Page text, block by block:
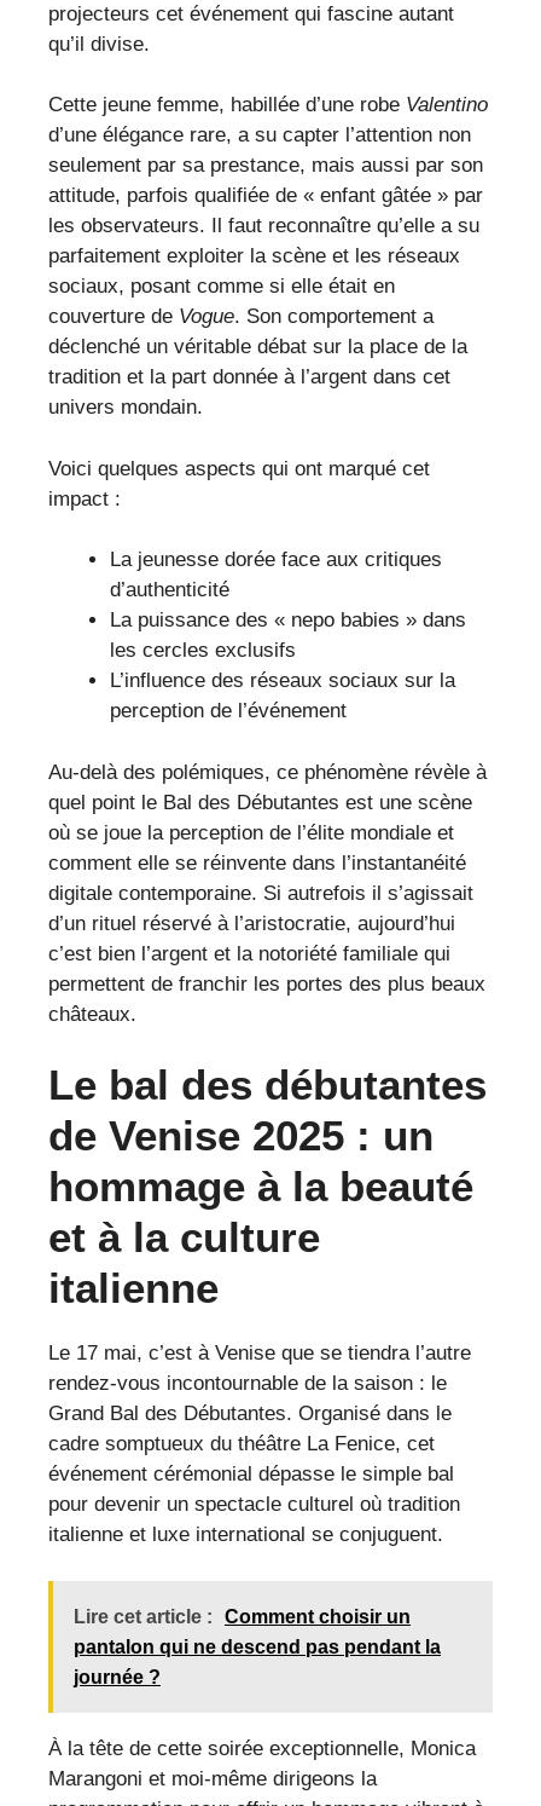
projecteurs cet événement qui fascine autant
qu’il divise.
Cette jeune femme, habillée d’une robe Valentino
d’une élégance rare, a su capter l’attention non
seulement par sa prestance, mais aussi par son
attitude, parfois qualifiée de « enfant gâtée » par
les observateurs. Il faut reconnaître qu’elle a su
parfaitement exploiter la scène et les réseaux
sociaux, posant comme si elle était en
couverture de Vogue. Son comportement a
déclenché un véritable débat sur la place de la
tradition et la part donnée à l’argent dans cet
univers mondain.
Voici quelques aspects qui ont marqué cet
impact :
La jeunesse dorée face aux critiques
d’authenticité
La puissance des « nepo babies » dans
les cercles exclusifs
L’influence des réseaux sociaux sur la
perception de l’événement
Au-delà des polémiques, ce phénomène révèle à
quel point le Bal des Débutantes est une scène
où se joue la perception de l’élite mondiale et
comment elle se réinvente dans l’instantanéité
digitale contemporaine. Si autrefois il s’agissait
d’un rituel réservé à l’aristocratie, aujourd’hui
c’est bien l’argent et la notoriété familiale qui
permettent de franchir les portes des plus beaux
châteaux.
Le bal des débutantes
de Venise 2025 : un
hommage à la beauté
et à la culture
italienne
Le 17 mai, c’est à Venise que se tiendra l’autre
rendez-vous incontournable de la saison : le
Grand Bal des Débutantes. Organisé dans le
cadre somptueux du théâtre La Fenice, cet
événement cérémonial dépasse le simple bal
pour devenir un spectacle culturel où tradition
italienne et luxe international se conjuguent.
Lire cet article :
Comment choisir un
pantalon qui ne descend pas pendant la
journée ?
À la tête de cette soirée exceptionnelle, Monica
Marangoni et moi-même dirigeons la